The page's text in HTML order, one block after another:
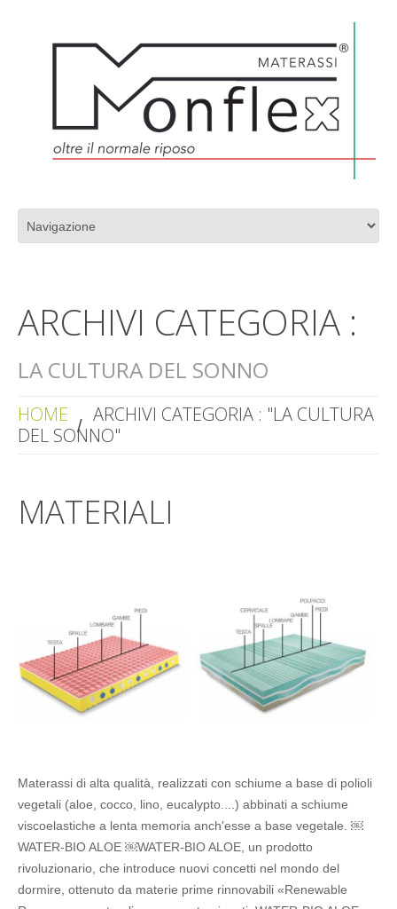
ARCHIVI CATEGORIA :
LA CULTURA DEL SONNO
HOME
ARCHIVI CATEGORIA : "LA CULTURA
DEL SONNO"
MATERIALI
Materassi di alta qualità, realizzati con schiume a base di polioli
vegetali (aloe, cocco, lino, eucalypto....) abbinati a schiume
viscoelastiche a lenta memoria anch'esse a base vegetale. ￼
WATER-BIO ALOE ￼WATER-BIO ALOE, un prodotto
rivoluzionario, che introduce nuovi concetti nel mondo del
dormire, ottenuto da materie prime rinnovabili «Renewable